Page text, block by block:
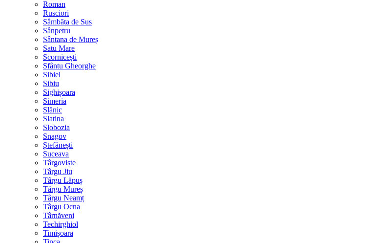
Roman
Rusciori
Sâmbăta de Sus
Sânpetru
Sântana de Mureș
Satu Mare
Scornicești
Sfântu Gheorghe
Sibiel
Sibiu
Sighișoara
Simeria
Slănic
Slatina
Slobozia
Snagov
Ștefănești
Suceava
Târgoviște
Târgu Jiu
Târgu Lăpuș
Târgu Mureș
Târgu Neamț
Târgu Ocna
Târnăveni
Techirghiol
Timișoara